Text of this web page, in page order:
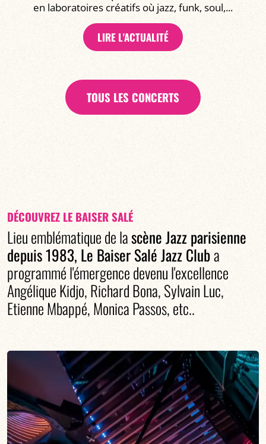
en laboratoires créatifs où jazz, funk, soul,...
LIRE L'ACTUALITÉ
TOUS LES CONCERTS
DÉCOUVREZ LE BAISER SALÉ
Lieu emblématique de lascène Jazz parisienne
depuis 1983, Le Baiser Salé Jazz Cluba
programmé l'émergence devenu l'excellence
Angélique Kidjo, Richard Bona, Sylvain Luc,
Etienne Mbappé, Monica Passos, etc..